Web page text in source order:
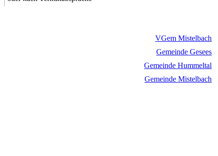
VGem Mistelbach
Gemeinde Gesees
Gemeinde Hummeltal
Gemeinde Mistelbach